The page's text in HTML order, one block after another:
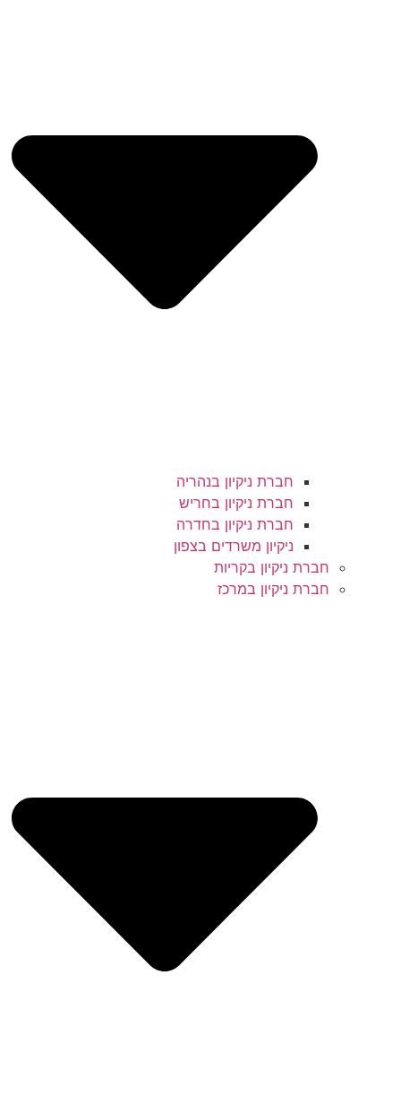
חברת ניקיון בנהריה
חברת ניקיון בחריש
חברת ניקיון בחדרה
ניקיון משרדים בצפון
חברת ניקיון בקריות
חברת ניקיון במרכז